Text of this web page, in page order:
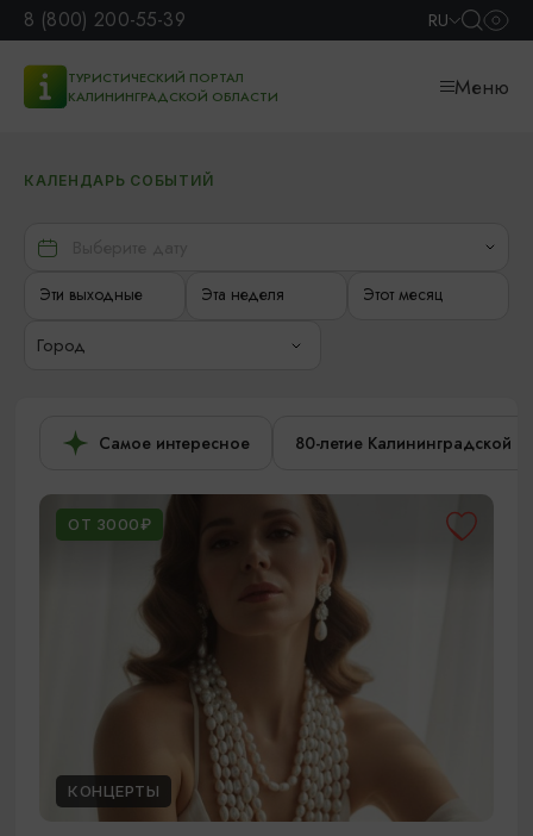
8 (800) 200-55-39 RU
ТУРИСТИЧЕСКИЙ ПОРТАЛ
КАЛИНИНГРАДСКОЙ ОБЛАСТИ
Меню
КАЛЕНДАРЬ СОБЫТИЙ
Эти выходные Эта неделя Этот месяц
Город
Самое интересное 80-летие Калининградской
ОТ 3000₽
КОНЦЕРТЫ